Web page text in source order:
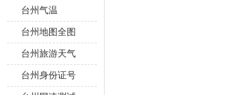
台州气温
台州地图全图
台州旅游天气
台州身份证号